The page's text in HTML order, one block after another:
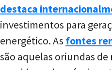
destaca
investimentos para
energético. As fontes
são aquelas oriundas